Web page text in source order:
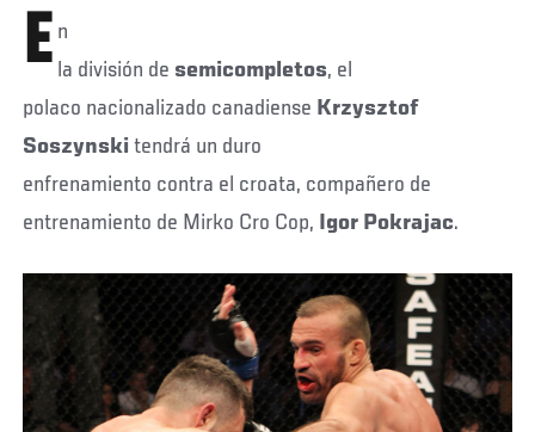
E n
la división de semicompletos, el
polaco nacionalizado canadiense Krzysztof
Soszynski tendrá un duro
enfrenamiento contra el croata, compañero de
entrenamiento de Mirko Cro Cop, Igor Pokrajac.